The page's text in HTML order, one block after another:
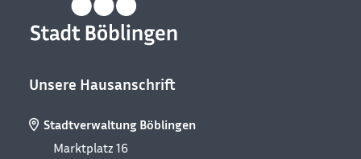
Unsere Hausanschrift
Stadtverwaltung Böblingen
Marktplatz 16